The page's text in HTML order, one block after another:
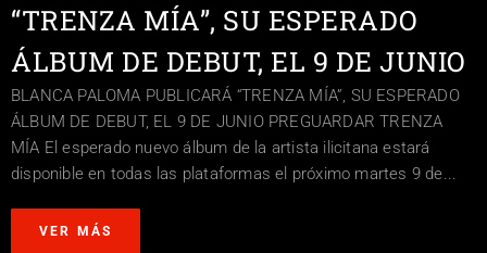
“TRENZA MÍA”, SU ESPERADO
ÁLBUM DE DEBUT, EL 9 DE JUNIO
BLANCA PALOMA PUBLICARÁ “TRENZA MÍA”, SU ESPERADO
ÁLBUM DE DEBUT, EL 9 DE JUNIO PREGUARDAR TRENZA
MÍA El esperado nuevo álbum de la artista ilicitana estará
disponible en todas las plataformas el próximo martes 9 de...
VER MÁS